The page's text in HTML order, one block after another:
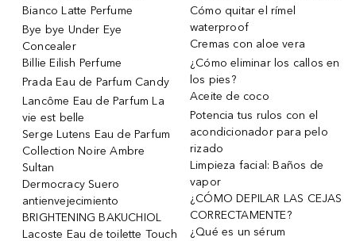
Bianco Latte Perfume
Bye bye Under Eye
Concealer
Billie Eilish Perfume
Prada Eau de Parfum Candy
Lancôme Eau de Parfum La
vie est belle
Serge Lutens Eau de Parfum
Collection Noire Ambre
Sultan
Dermocracy Suero
antienvejecimiento
BRIGHTENING BAKUCHIOL
Lacoste Eau de toilette Touch
Cómo quitar el rímel
waterproof
Cremas con aloe vera
¿Cómo eliminar los callos en
los pies?
Aceite de coco
Potencia tus rulos con el
acondicionador para pelo
rizado
Limpieza facial: Baños de
vapor
¿CÓMO DEPILAR LAS CEJAS
CORRECTAMENTE?
¿Qué es un sérum